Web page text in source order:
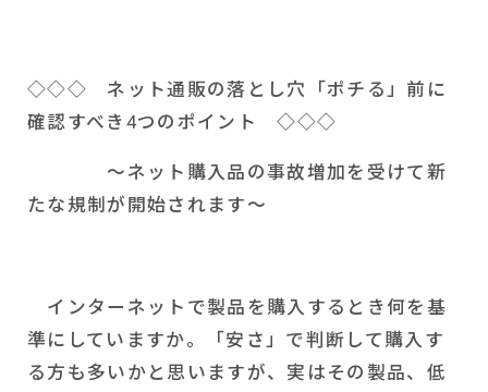
◇◇◇ ネット通販の落とし穴「ポチる」前に
確認すべき 4つのポイント ◇◇◇
～ネット購入品の事故増加を受けて新
たな規制が開始されます～
インターネットで製品を購入するとき何を基
準にしていますか。「安さ」で判断して購入す
る方も多いかと思いますが、実はその製品、低